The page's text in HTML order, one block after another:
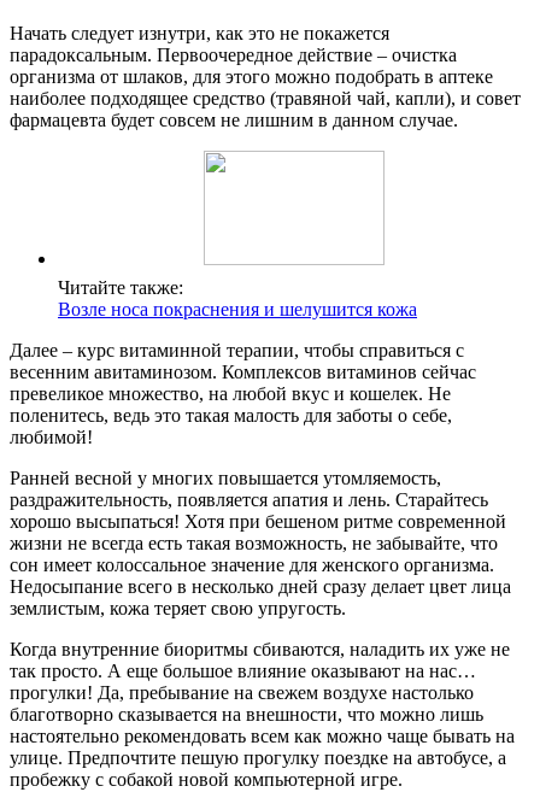
Начать следует изнутри, как это не покажется
парадоксальным. Первоочередное действие – очистка
организма от шлаков, для этого можно подобрать в аптеке
наиболее подходящее средство (травяной чай, капли), и совет
фармацевта будет совсем не лишним в данном случае.
Читайте также:
Возле носа покраснения и шелушится кожа
Далее – курс витаминной терапии, чтобы справиться с
весенним авитаминозом. Комплексов витаминов сейчас
превеликое множество, на любой вкус и кошелек. Не
поленитесь, ведь это такая малость для заботы о себе,
любимой!
Ранней весной у многих повышается утомляемость,
раздражительность, появляется апатия и лень. Старайтесь
хорошо высыпаться! Хотя при бешеном ритме современной
жизни не всегда есть такая возможность, не забывайте, что
сон имеет колоссальное значение для женского организма.
Недосыпание всего в несколько дней сразу делает цвет лица
землистым, кожа теряет свою упругость.
Когда внутренние биоритмы сбиваются, наладить их уже не
так просто. А еще большое влияние оказывают на нас…
прогулки! Да, пребывание на свежем воздухе настолько
благотворно сказывается на внешности, что можно лишь
настоятельно рекомендовать всем как можно чаще бывать на
улице. Предпочтите пешую прогулку поездке на автобусе, а
пробежку с собакой новой компьютерной игре.